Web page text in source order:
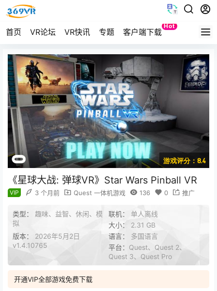
首页 VR论坛 VR快讯 专题 客户端下载
Hot
Quest
游戏评分：8.4
《星球大战: 弹球VR》Star Wars Pinball VR
VIP 3 个月前 Quest 一体机游戏 136 0 推广
类型： 趣味、益智、休闲、模
拟
联机： 单人离线
大小： 2.31 GB
版本： 2026年5月2日
v1.4.10765
语言： 多国语言
平台： Quest、Quest 2、
Quest 3、Quest Pro
开通VIP全部游戏免费下载